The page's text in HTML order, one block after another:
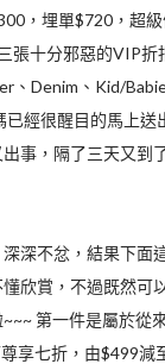
，埋單$720，超
張十分邪惡的VIP
、Denim、Kid/
經很醒目的馬上送
事，隔了三天又到
深深不忿，結果下面
欣賞，不過既然可
第一件是屬於從
享七折，由$499減